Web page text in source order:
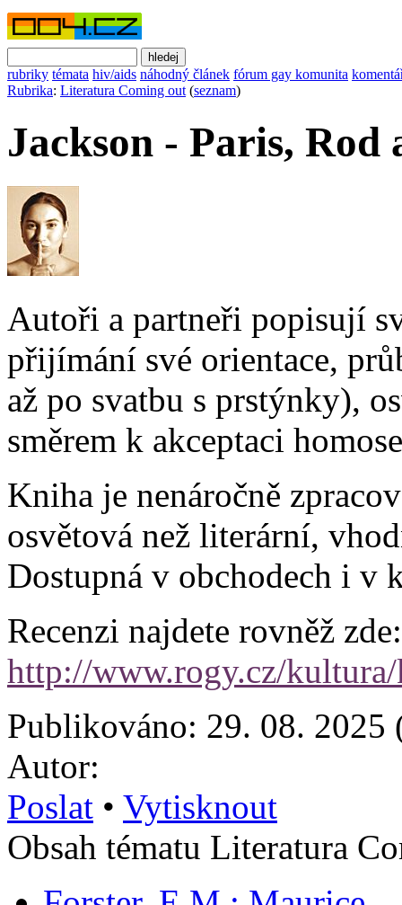
rubriky témata hiv/aids náhodný článek fórum gay komunita
Rubrika: Literatura Coming out (seznam)
Jackson - Paris,
Autoři a partneři popisují
přijímání své orientace,
až po svatbu s prstýnky),
směrem k akceptaci
Kniha je nenáročně
osvětová než literární,
Dostupná v obchodech i v
Recenzi najdete rovněž zde:
http://www.rogy.cz/
Publikováno: 29. 08. 2025
Autor:
Poslat • Vytisknout
Obsah tématu Literatura